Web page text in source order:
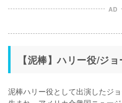
AD
【泥棒】ハリー役/ジ
泥棒ハリー役として出演したジ